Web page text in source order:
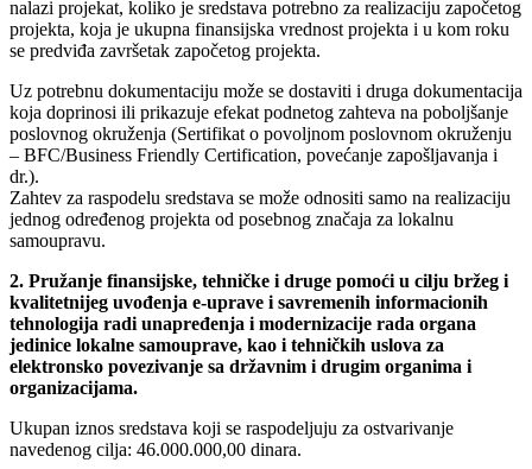
nalazi projekat, koliko je sredstava potrebno za realizaciju započetog
projekta, koja je ukupna finansijska vrednost projekta i u kom roku
se predviđa završetak započetog projekta.
Uz potrebnu dokumentaciju može se dostaviti i druga dokumentacija
koja doprinosi ili prikazuje efekat podnetog zahteva na poboljšanje
poslovnog okruženja (Sertifikat o povoljnom poslovnom okruženju
– BFC/Business Friendly Certification, povećanje zapošljavanja i
dr.).
Zahtev za raspodelu sredstava se može odnositi samo na realizaciju
jednog određenog projekta od posebnog značaja za lokalnu
samoupravu.
2. Pružanje finansijske, tehničke i druge pomoći u cilju bržeg i
kvalitetnijeg uvođenja e-uprave i savremenih informacionih
tehnologija radi unapređenja i modernizacije rada organa
jedinice lokalne samouprave, kao i tehničkih uslova za
elektronsko povezivanje sa državnim i drugim organima i
organizacijama.
Ukupan iznos sredstava koji se raspodeljuju za ostvarivanje
navedenog cilja: 46.000.000,00 dinara.